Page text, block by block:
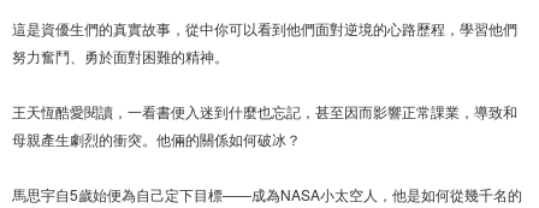
這是資優生們的真實故事，從中你可以看到他們面對逆境的心路歷程，學習他們
努力奮鬥、勇於面對困難的精神。
王天恆酷愛閱讀，一看書便入迷到什麼也忘記，甚至因而影響正常課業，導致和
母親產生劇烈的衝突。他倆的關係如何破冰？
馬思宇自5歲始便為自己定下目標——成為NASA小太空人，他是如何從幾千名的